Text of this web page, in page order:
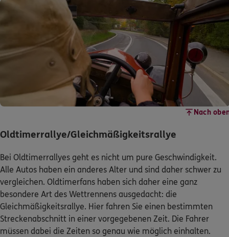
Nach
Oldtimerrallye/Gleichmäßigkeitsrallye
Bei Oldtimerrallyes geht es nicht um pure Geschwindigkeit.
Alle Autos haben ein anderes Alter und sind daher schwer zu
vergleichen. Oldtimerfans haben sich daher eine ganz
besondere Art des Wettrennens ausgedacht: die
Gleichmäßigkeitsrallye. Hier fahren Sie einen bestimmten
Streckenabschnitt in einer vorgegebenen Zeit. Die Fahrer
müssen dabei die Zeiten so genau wie möglich einhalten.